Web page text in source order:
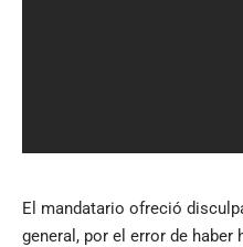
El mandatario ofreció
general, por el error de